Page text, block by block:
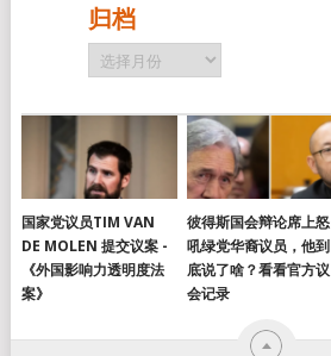
归档
归
档
国家党议员TIM VAN
DE MOLEN 提交议案 -
《外国影响力透明度法
案》
彼得斯国会辩论席上怒
吼绿党华裔议员，他到
底说了啥？看看官方议
会记录